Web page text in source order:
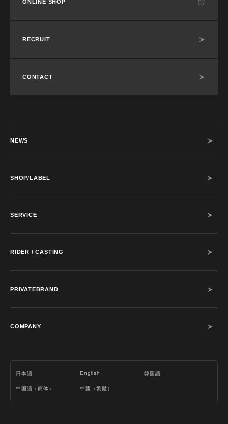
ONLINE SHOP
RECRUIT
CONTACT
NEWS
SHOP/LABEL
SERVICE
RIDER / CASTING
PRIVATEBRAND
COMPANY
日本語 English 韓国語
中国語（簡体） 中國（繁體）